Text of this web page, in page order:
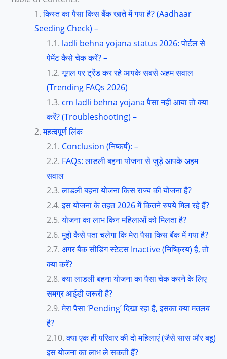
किस्त का पैसा किस बैंक खाते में गया है? (Aadhaar
Seeding Check) –
ladli behna yojana status 2026: पोर्टल से
पेमेंट कैसे चेक करें? –
गूगल पर ट्रेंड कर रहे आपके सबसे अहम सवाल
(Trending FAQs 2026)
cm ladli behna yojana पैसा नहीं आया तो क्या
करें? (Troubleshooting) –
महत्वपूर्ण लिंक
Conclusion (निष्कर्ष): –
FAQs: लाडली बहना योजना से जुड़े आपके अहम
सवाल
लाडली बहना योजना किस राज्य की योजना है?
इस योजना के तहत 2026 में कितने रुपये मिल रहे हैं?
योजना का लाभ किन महिलाओं को मिलता है?
मुझे कैसे पता चलेगा कि मेरा पैसा किस बैंक में गया है?
अगर बैंक सीडिंग स्टेटस Inactive (निष्क्रिय) है, तो
क्या करें?
क्या लाडली बहना योजना का पैसा चेक करने के लिए
समग्र आईडी जरूरी है?
मेरा पैसा ‘Pending’ दिखा रहा है, इसका क्या मतलब
है?
क्या एक ही परिवार की दो महिलाएं (जैसे सास और बहू)
इस योजना का लाभ ले सकती हैं?